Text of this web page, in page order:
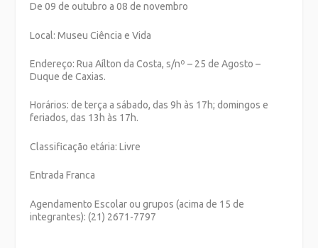
De 09 de outubro a 08 de novembro
Local: Museu Ciência e Vida
Endereço: Rua Aílton da Costa, s/nº – 25 de Agosto –
Duque de Caxias.
Horários: de terça a sábado, das 9h às 17h; domingos e
feriados, das 13h às 17h.
Classificação etária: Livre
Entrada Franca
Agendamento Escolar ou grupos (acima de 15 de
integrantes): (21) 2671-7797